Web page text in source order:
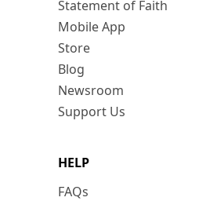
Statement of Faith
Mobile App
Store
Blog
Newsroom
Support Us
HELP
FAQs